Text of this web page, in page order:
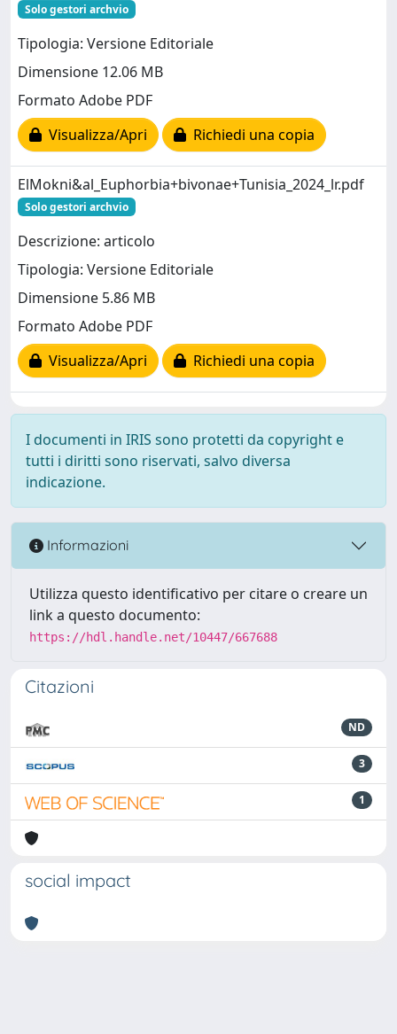
Solo gestori archvio
Tipologia: Versione Editoriale
Dimensione 12.06 MB
Formato Adobe PDF
Visualizza/Apri
Richiedi una copia
ElMokni&al_Euphorbia+bivonae+Tunisia_2024_lr.pdf
Solo gestori archvio
Descrizione: articolo
Tipologia: Versione Editoriale
Dimensione 5.86 MB
Formato Adobe PDF
Visualizza/Apri
Richiedi una copia
I documenti in IRIS sono protetti da copyright e
tutti i diritti sono riservati, salvo diversa
indicazione.
Informazioni
Utilizza questo identificativo per citare o creare un
link a questo documento:
https://hdl.handle.net/10447/667688
Citazioni
ND
3
1
social impact